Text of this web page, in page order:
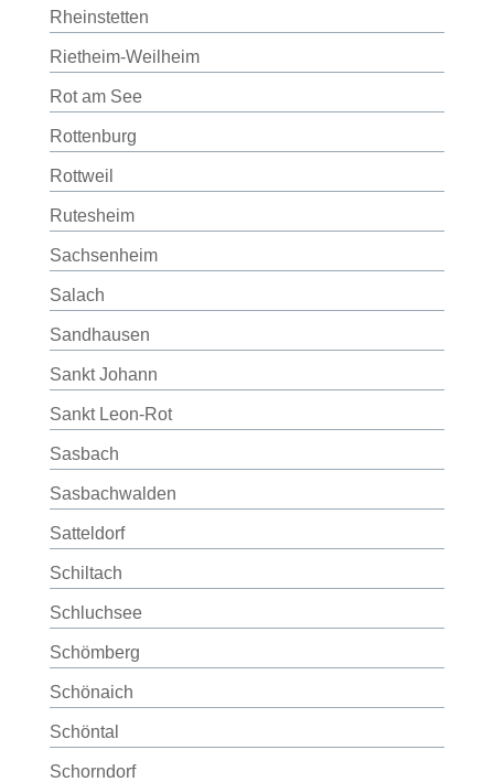
Rheinstetten
Rietheim-Weilheim
Rot am See
Rottenburg
Rottweil
Rutesheim
Sachsenheim
Salach
Sandhausen
Sankt Johann
Sankt Leon-Rot
Sasbach
Sasbachwalden
Satteldorf
Schiltach
Schluchsee
Schömberg
Schönaich
Schöntal
Schorndorf